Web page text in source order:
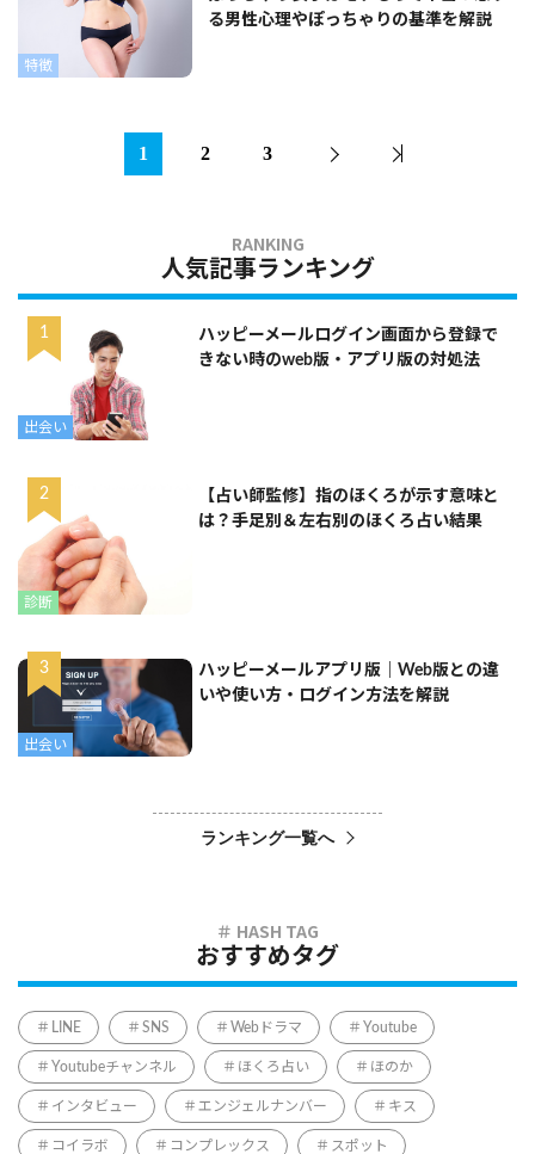
特徴
る男性心理やぽっちゃりの基準を解説
1 2 3
人気記事ランキング
出会い
ハッピーメールログイン画面から登録で
きない時のweb版・アプリ版の対処法
診断
【占い師監修】指のほくろが示す意味と
は？手足別＆左右別のほくろ占い結果
出会い
ハッピーメールアプリ版｜Web版との違
いや使い方・ログイン方法を解説
ランキング一覧へ
おすすめタグ
LINE SNS Webドラマ Youtube
Youtubeチャンネル ほくろ占い ほのか
インタビュー エンジェルナンバー キス
コイラボ コンプレックス スポット